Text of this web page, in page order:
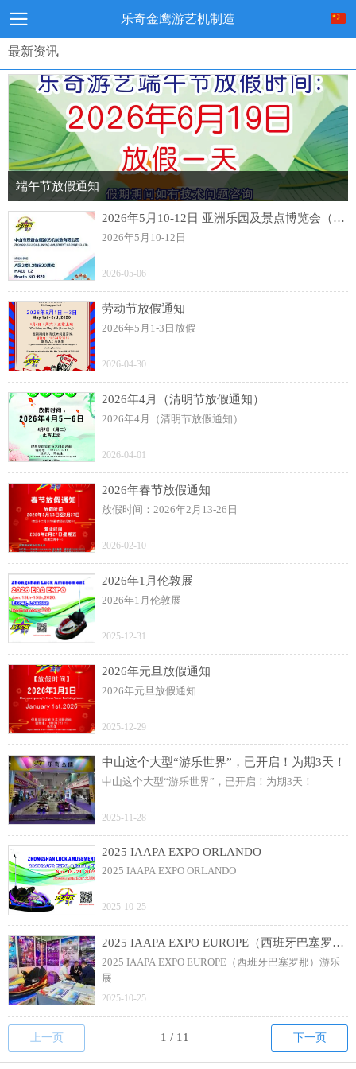
乐奇金鹰游艺机制造
最新资讯
端午节放假通知
2026年5月10-12日 亚洲乐园及景点博览会（AAA）展
2026年5月10-12日
2026-05-06
劳动节放假通知
2026年5月1-3日放假
2026-04-30
2026年4月（清明节放假通知）
2026年4月（清明节放假通知）
2026-04-01
2026年春节放假通知
放假时间：2026年2月13-26日
2026-02-10
2026年1月伦敦展
2026年1月伦敦展
2025-12-31
2026年元旦放假通知
2026年元旦放假通知
2025-12-29
中山这个大型“游乐世界”，已开启！为期3天！
中山这个大型“游乐世界”，已开启！为期3天！
2025-11-28
2025 IAAPA EXPO ORLANDO
2025 IAAPA EXPO ORLANDO
2025-10-25
2025 IAAPA EXPO EUROPE（西班牙巴塞罗那）游乐展
2025 IAAPA EXPO EUROPE（西班牙巴塞罗那）游乐
展
2025-10-25
上一页 下一页